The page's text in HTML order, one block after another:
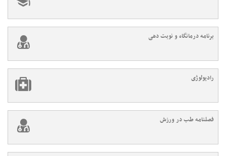
برنامه درمانگاه و نوبت دهی
رادیولوژی
فصلنامه طب در ورزش